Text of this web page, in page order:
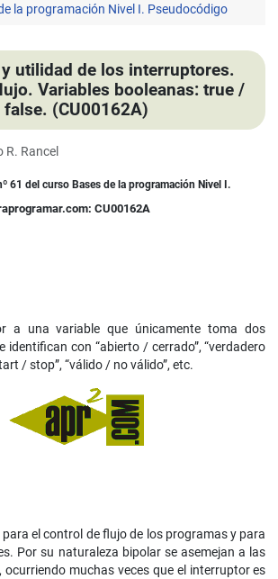
la programación Nivel I. Pseudocódigo
utilidad de los interruptores.
Variables booleanas: true /
false. (CU00162A)
R. Rancel
61 del curso Bases de la programación Nivel I.
CU00162A
a una variable que únicamente toma dos
identifican con “abierto / cerrado”, “verdadero
/ stop”, “válido / no válido”, etc.
el control de flujo de los programas y para
Por su naturaleza bipolar se asemejan a las
ocurriendo muchas veces que el interruptor es